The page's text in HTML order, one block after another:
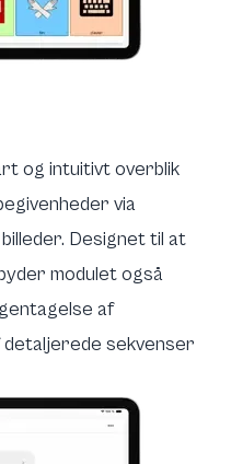
og intuitivt overblik
via
Designet til at
modulet også
af
sekvenser